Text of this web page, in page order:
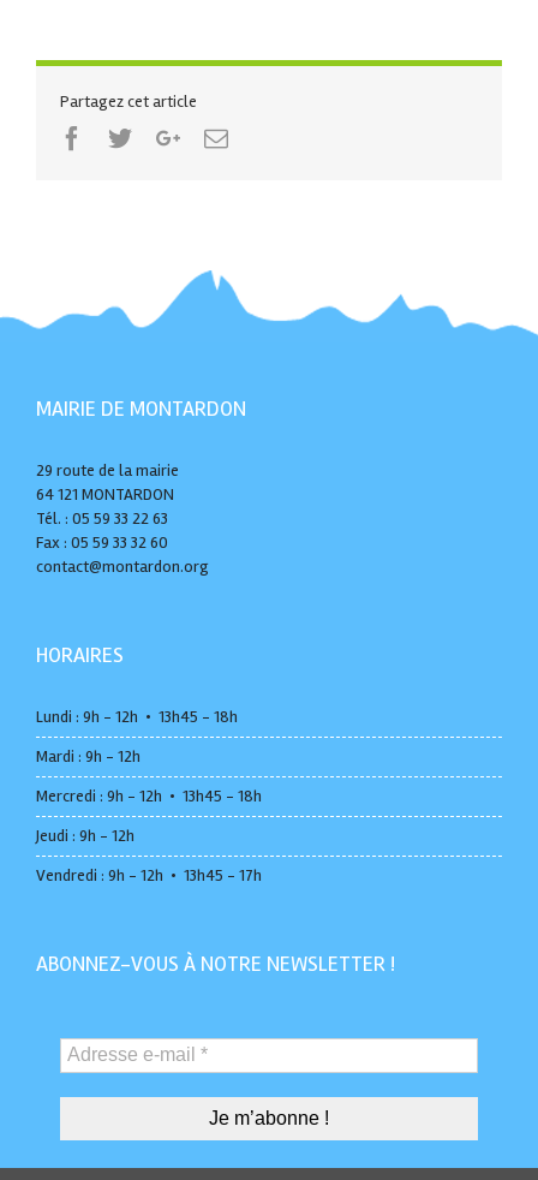
Partagez cet article
Facebook
TwitterGoogle+Email
MAIRIE DE MONTARDON
29 route de la mairie
64 121 MONTARDON
Tél. : 05 59 33 22 63
Fax : 05 59 33 32 60
contact@montardon.org
HORAIRES
Lundi : 9h - 12h • 13h45 - 18h
Mardi : 9h - 12h
Mercredi : 9h - 12h • 13h45 - 18h
Jeudi : 9h - 12h
Vendredi : 9h - 12h • 13h45 - 17h
ABONNEZ-VOUS À NOTRE NEWSLETTER !